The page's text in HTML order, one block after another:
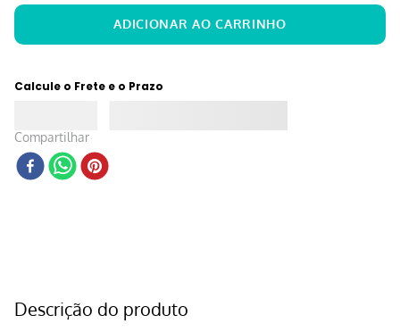
Calcule o Frete e o Prazo
Compartilhar
Descrição do produto